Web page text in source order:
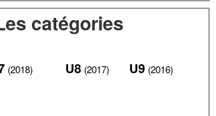
catégories
(2018) U8(2017) U9(2016)